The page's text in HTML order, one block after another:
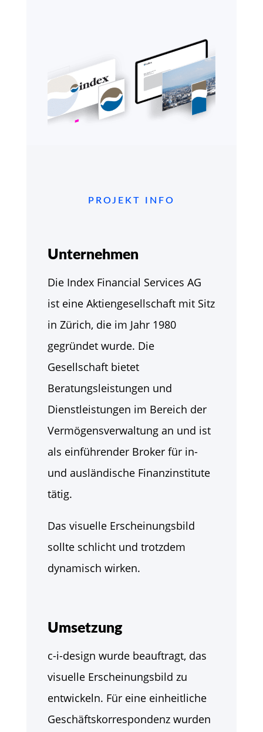
PROJEKT INFO
Unternehmen
Die Index Financial Services AG
ist eine Aktiengesellschaft mit Sitz
in Zürich, die im Jahr 1980
gegründet wurde. Die
Gesellschaft bietet
Beratungsleistungen und
Dienstleistungen im Bereich der
Vermögensverwaltung an und ist
als einführender Broker für in-
und ausländische Finanzinstitute
tätig.
Das visuelle Erscheinungsbild
sollte schlicht und trotzdem
dynamisch wirken.
Umsetzung
c-i-design wurde beauftragt, das
visuelle Erscheinungsbild zu
entwickeln. Für eine einheitliche
Geschäftskorrespondenz wurden